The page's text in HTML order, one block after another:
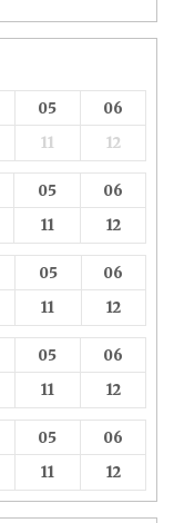
05
06
11 12
05
06
11 12
05
06
11 12
05
06
11 12
05
06
11 12